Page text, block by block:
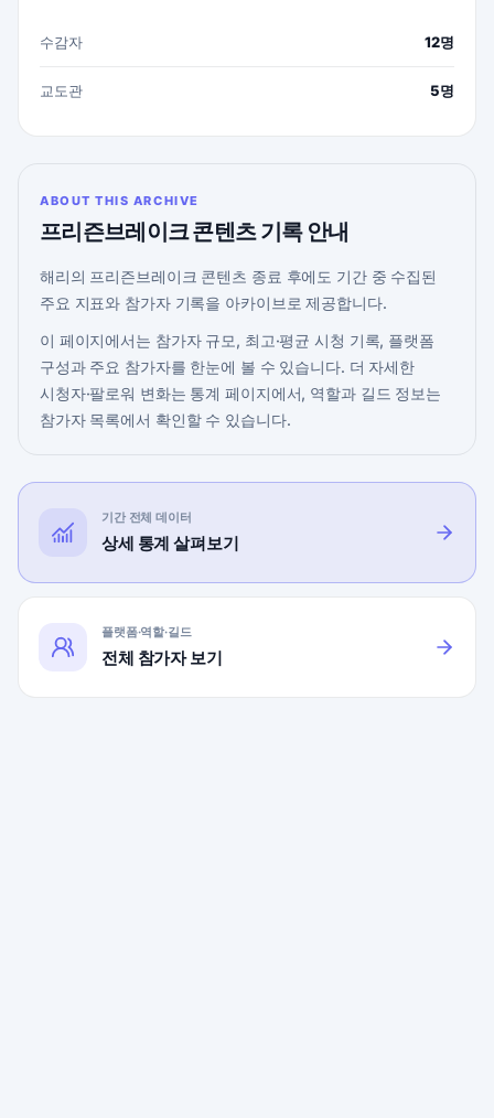
수감자 12명
교도관 5명
ABOUT THIS ARCHIVE
프리즌브레이크 콘텐츠 기록 안내
해리의 프리즌브레이크 콘텐츠 종료 후에도 기간 중 수집된
주요 지표와 참가자 기록을 아카이브로 제공합니다.
이 페이지에서는 참가자 규모, 최고·평균 시청 기록, 플랫폼
구성과 주요 참가자를 한눈에 볼 수 있습니다. 더 자세한
시청자·팔로워 변화는 통계 페이지에서, 역할과 길드 정보는
참가자 목록에서 확인할 수 있습니다.
기간 전체 데이터
상세 통계 살펴보기
플랫폼·역할·길드
전체 참가자 보기